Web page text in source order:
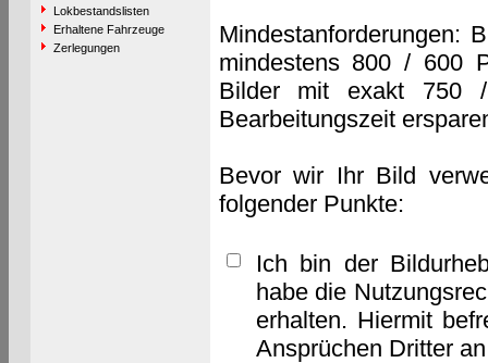
Lokbestandslisten
Erhaltene Fahrzeuge
Zerlegungen
Mindestanforderungen:
mindestens 800 / 600
Bilder mit exakt 750
Bearbeitungszeit
Bevor wir Ihr Bild
folgender Punkte:
Ich bin der
habe die
erhalten. Hiermit
Ansprüchen Dritter